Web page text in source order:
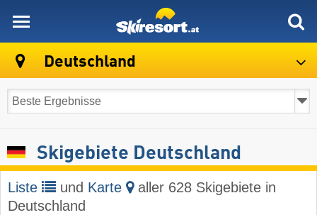
Deutschland
Skigebiete Deutschland
Liste und Karte
aller 628 Skigebiete in
Deutschland